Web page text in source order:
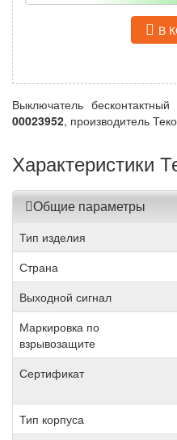
В
Выключатель
00023952, производитель Теко
Характеристики
Общие параметры
Тип изделия
Страна
Выходной сигнал
Маркировка по
взрывозащите
Сертификат
Тип корпуса